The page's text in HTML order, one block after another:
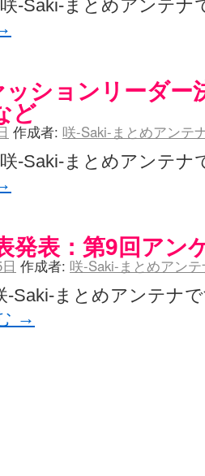
-Saki-まとめアンテナ
ションリーダー
ど
作成者: 咲-Saki-まとめアンテ
-Saki-まとめアンテナ
発表：第9回アン
作成者: 咲-Saki-まとめアン
-Saki-まとめアンテナ
→